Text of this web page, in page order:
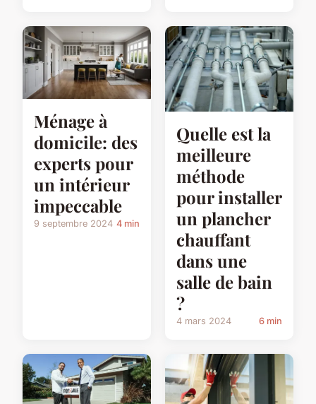
Ménage à
domicile: des
experts pour
un intérieur
impeccable
9 septembre 2024 4 min
Quelle est la
meilleure
méthode
pour installer
un plancher
chauffant
dans une
salle de bain
?
4 mars 2024 6 min